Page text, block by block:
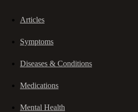
Articles
Symptoms
Diseases & Conditions
Medications
Mental Health